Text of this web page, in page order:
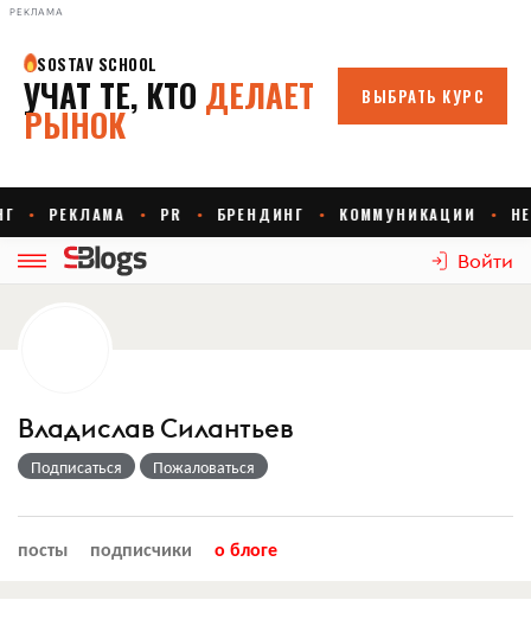
РЕКЛАМА
Войти
Владислав Силантьев
Подписаться Пожаловаться
посты подписчики о блоге